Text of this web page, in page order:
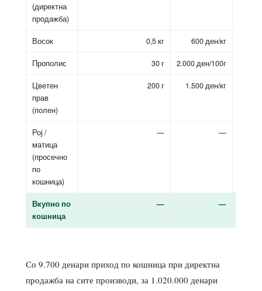
(директна
продажба)
Восок 0,5 кг 600 ден/кг
Прополис 30 г 2.000 ден/100г
Цветен
прав
(полен)
200 г 1.500 ден/кг
Рој /
матица
(просечно
по
кошница)
— —
Вкупно по
кошница
— —
Со 9.700 денари приход по кошница при директна
продажба на сите производи, за 1.020.000 денари